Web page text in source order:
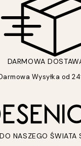
DARMOWA
Wysyłka od
NASZEGO ŚWIATA